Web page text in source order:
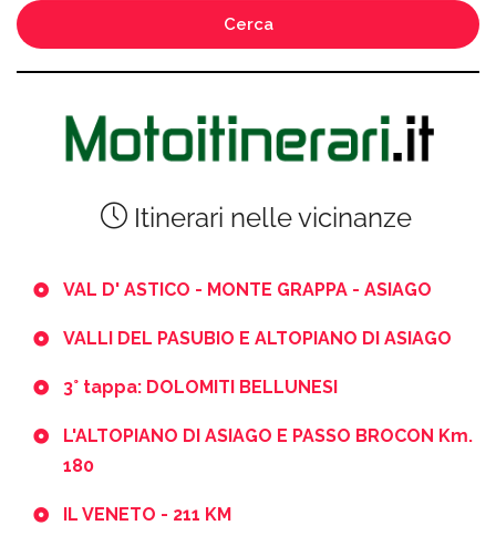
Cerca
Itinerari nelle vicinanze
VAL D' ASTICO - MONTE GRAPPA - ASIAGO
VALLI DEL PASUBIO E ALTOPIANO DI ASIAGO
3° tappa: DOLOMITI BELLUNESI
L'ALTOPIANO DI ASIAGO E PASSO BROCON Km.
180
IL VENETO - 211 KM